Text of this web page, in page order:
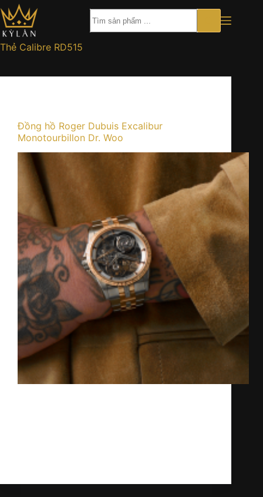
Chuyển
đến
phần
nội
dung
Thẻ Calibre RD515
Đồng hồ Roger Dubuis Excalibur
Monotourbillon Dr. Woo